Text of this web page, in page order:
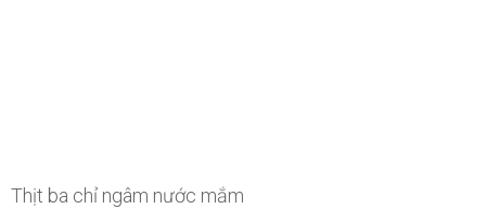
Thịt ba chỉ ngâm nước mắm